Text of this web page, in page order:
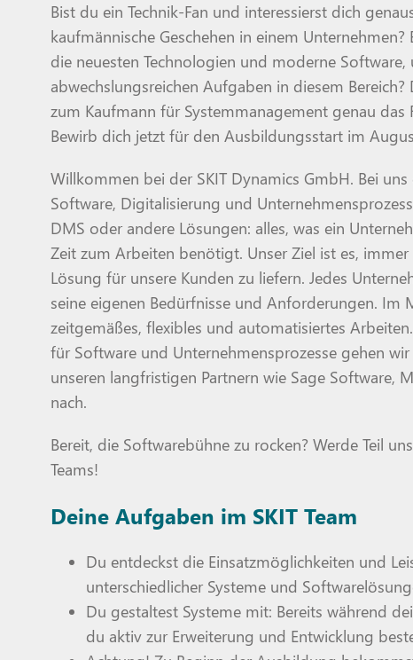
Bist du ein Technik-Fan und interessierst dich
kaufmännische Geschehen in einem
die neuesten Technologien und moderne
abwechslungsreichen Aufgaben in diesem
zum Kaufmann für Systemmanagement genau das
Bewirb dich jetzt für den Ausbildungsstart im
Willkommen bei der SKIT Dynamics GmbH. Bei
Software, Digitalisierung und
DMS oder andere Lösungen: alles, was ein
Zeit zum Arbeiten benötigt. Unser Ziel ist es,
Lösung für unsere Kunden zu liefern. Jedes
seine eigenen Bedürfnisse und Anforderungen. Im
zeitgemäßes, flexibles und automatisiertes
für Software und Unternehmensprozesse gehen
unseren langfristigen Partnern wie Sage Software,
nach.
Bereit, die Softwarebühne zu rocken? Werde Teil
Teams!
Deine Aufgaben im SKIT Team
Du entdeckst die Einsatzmöglichkeiten und
unterschiedlicher Systeme und
Du gestaltest Systeme mit: Bereits während
du aktiv zur Erweiterung und Entwicklung